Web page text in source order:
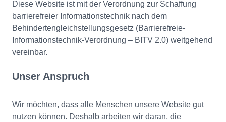
Diese Website ist mit der Verordnung zur Schaffung
barrierefreier Informationstechnik nach dem
Behindertengleichstellungsgesetz (Barrierefreie-
Informationstechnik-Verordnung – BITV 2.0) weitgehend
vereinbar.
Unser Anspruch
Wir möchten, dass alle Menschen unsere Website gut
nutzen können. Deshalb arbeiten wir daran, die